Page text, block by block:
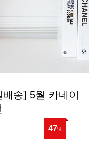
송] 5월 카네이
47%